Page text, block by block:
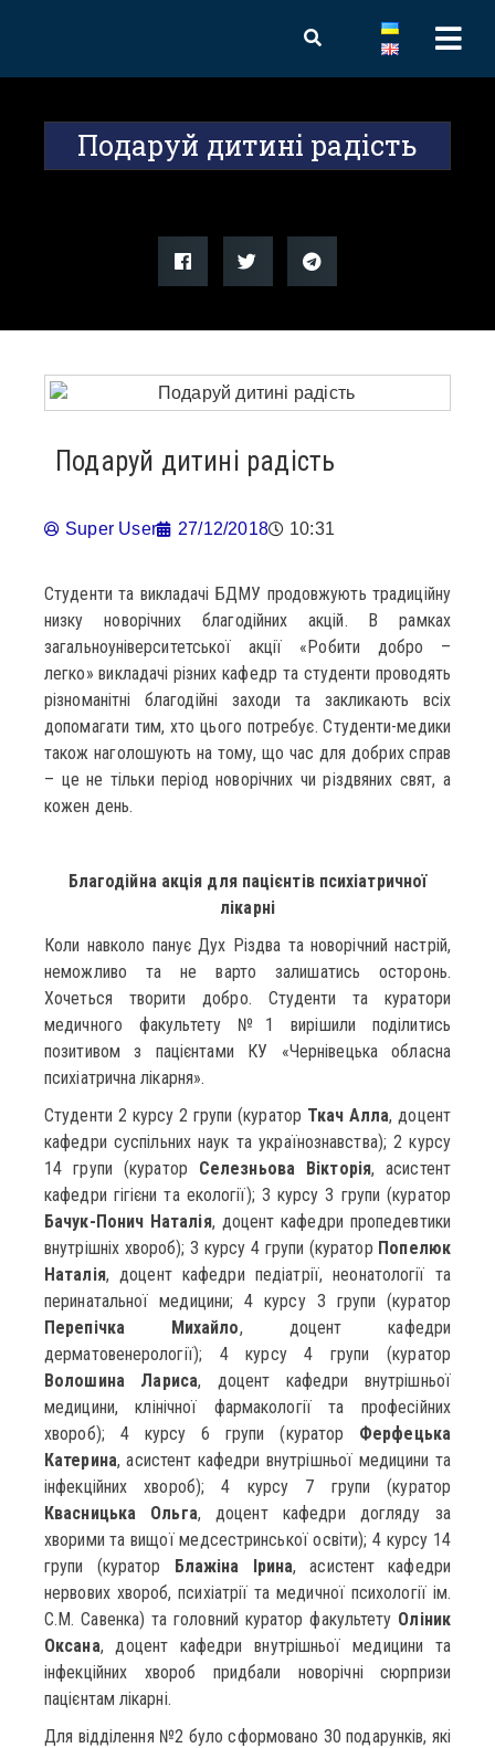
Подаруй дитині радість
Подаруй дитині радість
Super User 27/12/2018 10:31
Студенти та викладачі БДМУ продовжують традиційну
низку новорічних благодійних акцій. В рамках
загальноуніверситетської акції «Робити добро –
легко» викладачі різних кафедр та студенти проводять
різноманітні благодійні заходи та закликають всіх
допомагати тим, хто цього потребує. Студенти-медики
також наголошують на тому, що час для добрих справ
– це не тільки період новорічних чи різдвяних свят, а
кожен день.
Благодійна акція для пацієнтів психіатричної
лікарні
Коли навколо панує Дух Різдва та новорічний настрій,
неможливо та не варто залишатись осторонь.
Хочеться творити добро. Студенти та куратори
медичного факультету №1 вирішили поділитись
позитивом з пацієнтами КУ «Чернівецька обласна
психіатрична лікарня».
Студенти 2 курсу 2 групи (куратор Ткач Алла, доцент
кафедри суспільних наук та українознавства); 2 курсу
14 групи (куратор Селезньова Вікторія, асистент
кафедри гігієни та екології); 3 курсу 3 групи (куратор
Бачук-Понич Наталія, доцент кафедри пропедевтики
внутрішніх хвороб); 3 курсу 4 групи (куратор Попелюк
Наталія, доцент кафедри педіатрії, неонатології та
перинатальної медицини; 4 курсу 3 групи (куратор
Перепічка Михайло, доцент кафедри
дерматовенерології); 4 курсу 4 групи (куратор
Волошина Лариса, доцент кафедри внутрішньої
медицини, клінічної фармакології та професійних
хвороб); 4 курсу 6 групи (куратор Ферфецька
Катерина, асистент кафедри внутрішньої медицини та
інфекційних хвороб); 4 курсу 7 групи (куратор
Квасницька Ольга, доцент кафедри догляду за
хворими та вищої медсестринської освіти); 4 курсу 14
групи (куратор Блажіна Ірина, асистент кафедри
нервових хвороб, психіатрії та медичної психології ім.
С.М. Савенка) та головний куратор факультету Оліник
Оксана, доцент кафедри внутрішньої медицини та
інфекційних хвороб придбали новорічні сюрпризи
пацієнтам лікарні.
Для відділення №2 було сформовано 30 подарунків, які